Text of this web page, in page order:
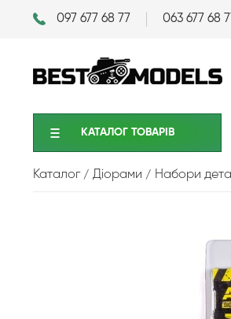
097 677 68 77 063 677 68
КАТАЛОГ ТОВАРIВ
Каталог Діорами Набори